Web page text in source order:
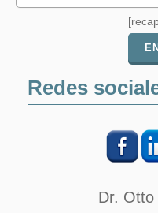
Redes
Dr. Otto